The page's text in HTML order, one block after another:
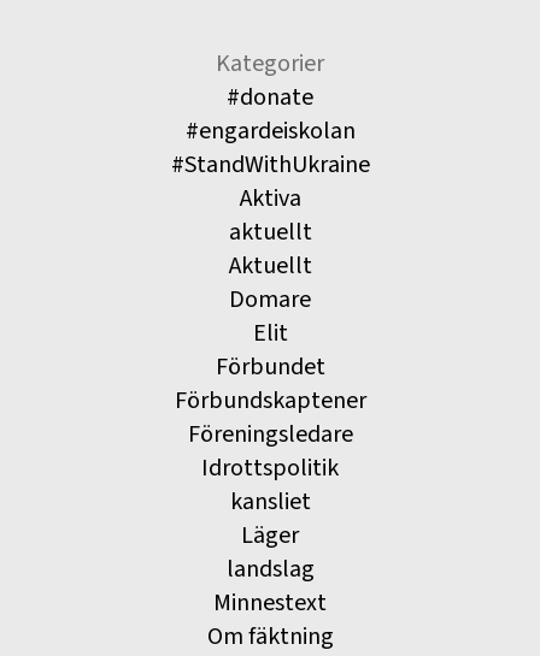
Kategorier
#donate
#engardeiskolan
#StandWithUkraine
Aktiva
aktuellt
Aktuellt
Domare
Elit
Förbundet
Förbundskaptener
Föreningsledare
Idrottspolitik
kansliet
Läger
landslag
Minnestext
Om fäktning